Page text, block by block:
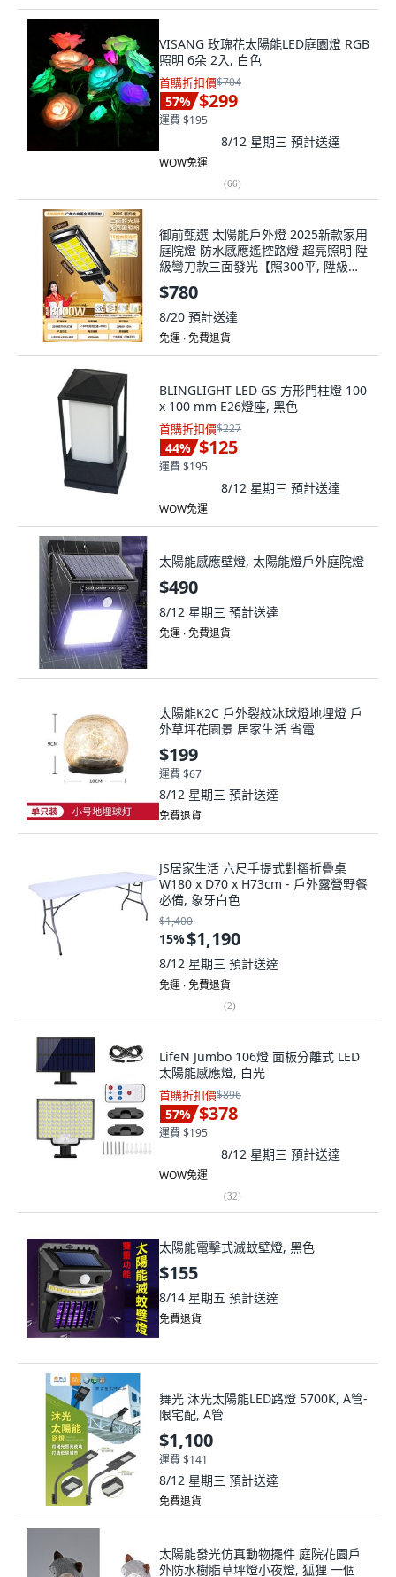
VISANG 玫瑰花太陽能LED庭園燈 RGB
照明 6朵 2入, 白色
首購折扣價$704
57% $299
運費 $195
8/12 星期三 預計送達
WOW免運
(66)
御前甄選 太陽能戶外燈 2025新款家用
庭院燈 防水感應遙控路燈 超亮照明 陞
級彎刀款三面發光【照300平, 陞級彎
刀款三面發光8000W【照300平
$780
8/20 預計送達
免運 ∙ 免費退貨
BLINGLIGHT LED GS 方形門柱燈 100
x 100 mm E26燈座, 黑色
首購折扣價$227
44% $125
運費 $195
8/12 星期三 預計送達
WOW免運
太陽能感應壁燈, 太陽能燈戶外庭院燈
$490
8/12 星期三 預計送達
免運 ∙ 免費退貨
太陽能K2C 戶外裂紋冰球燈地埋燈 戶
外草坪花園景 居家生活 省電
$199
運費 $67
8/12 星期三 預計送達
免費退貨
JS居家生活 六尺手提式對摺折疊桌
W180 x D70 x H73cm - 戶外露營野餐
必備, 象牙白色
$1,400
15%$1,190
8/12 星期三 預計送達
免運 ∙ 免費退貨
(2)
LifeN Jumbo 106燈 面板分離式 LED
太陽能感應燈, 白光
首購折扣價$896
57% $378
運費 $195
8/12 星期三 預計送達
WOW免運
(32)
太陽能電擊式滅蚊壁燈, 黑色
$155
8/14 星期五 預計送達
免費退貨
舞光 沐光太陽能LED路燈 5700K, A管-
限宅配, A管
$1,100
運費 $141
8/12 星期三 預計送達
免費退貨
太陽能發光仿真動物擺件 庭院花園戶
外防水樹脂草坪燈小夜燈, 狐狸 一個